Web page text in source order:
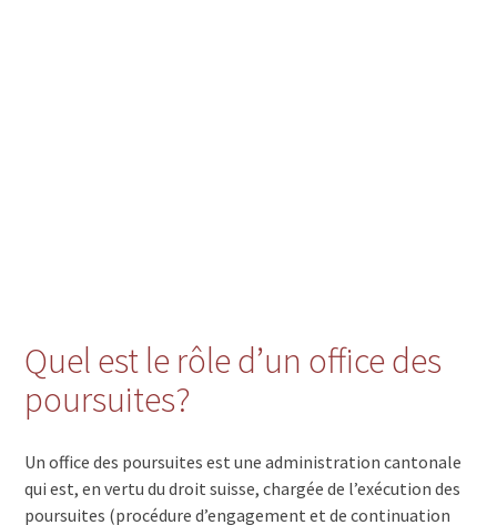
Quel est le rôle d’un office des
poursuites?
Un office des poursuites est une administration cantonale
qui est, en vertu du droit suisse, chargée de l’exécution des
poursuites (procédure d’engagement et de continuation